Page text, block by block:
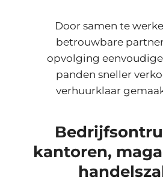
Door samen te
betrouwbare
opvolging
panden sneller
verhuurklaar
kantoren,